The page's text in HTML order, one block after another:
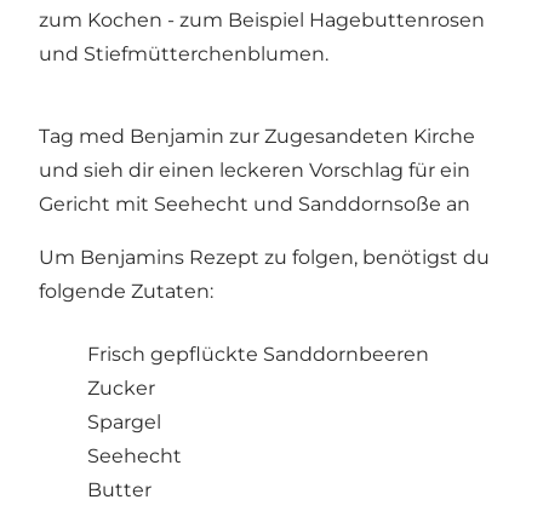
zum Kochen - zum Beispiel Hagebuttenrosen
und Stiefmütterchenblumen.
Tag med Benjamin zur Zugesandeten Kirche
und sieh dir einen leckeren Vorschlag für ein
Gericht mit Seehecht und Sanddornsoße an
Um Benjamins Rezept zu folgen, benötigst du
folgende Zutaten:
Frisch gepflückte Sanddornbeeren
Zucker
Spargel
Seehecht
Butter